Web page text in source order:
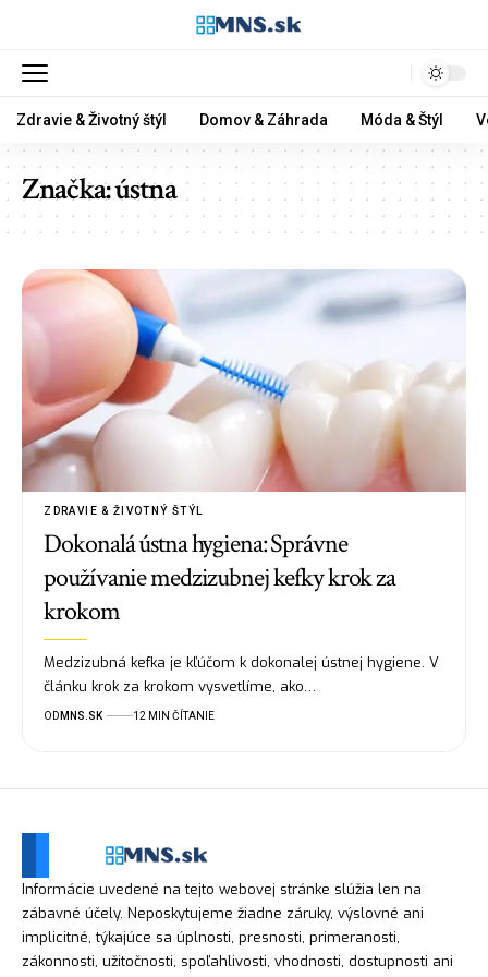
Zdravie & Životný štýl Domov & Záhrada Móda & Štýl
Značka:ústna
ZDRAVIE & ŽIVOTNÝ ŠTÝL
Dokonalá ústna hygiena: Správne
používanie medzizubnej kefky krok za
krokom
Medzizubná kefka je kľúčom k dokonalej ústnej hygiene. V
článku krok za krokom vysvetlíme, ako…
OD MNS.SK 12 MIN ČÍTANIE
Informácie uvedené na tejto webovej stránke slúžia len na
zábavné účely. Neposkytujeme žiadne záruky, výslovné ani
implicitné, týkajúce sa úplnosti, presnosti, primeranosti,
zákonnosti, užitočnosti, spoľahlivosti, vhodnosti, dostupnosti ani